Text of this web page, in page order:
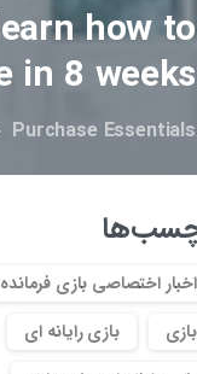
how to
in 8 weeks?
Purchase Essentials
اخبار اختصاصی بازی
بازی
بازی رایانه ای